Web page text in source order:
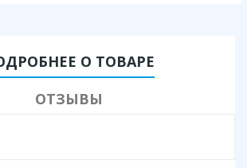
О ТОВАРЕ
ОТЗЫВЫ